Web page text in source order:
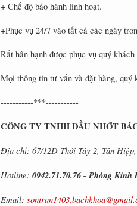
+ Chế độ bảo hành linh hoạt.
+Phục vụ 24/7 vào tất cả các ngày
Rất hân hạnh được phục vụ quý khách
Mọi thông tin tư vấn và đặt hàng, quý
-----------***-----------
CÔNG TY TNHH DẦU NHỚT
Địa chỉ: 67/12D Thới Tây 2, Tân
Hotline: 0942.71.70.76 - Phòng Kinh
Email: